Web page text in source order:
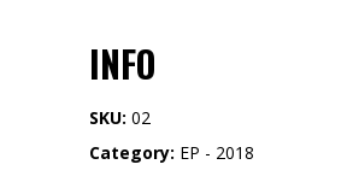
INFO
SKU: 02
Category: EP - 2018